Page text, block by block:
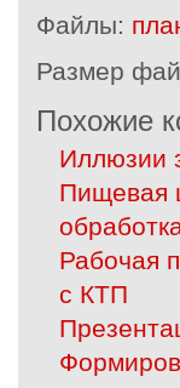
Файлы:
Размер
Похожие
Иллюзии
Пищевая
Рабочая
с КТП